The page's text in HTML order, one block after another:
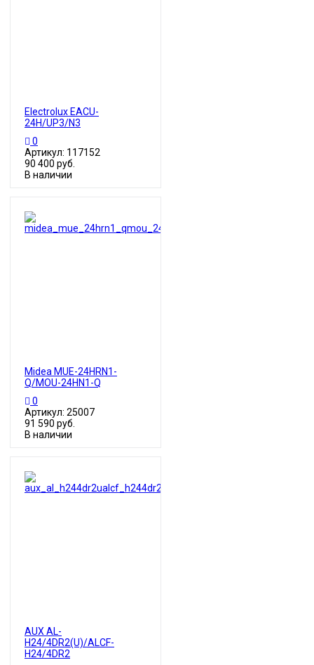
Electrolux EACU-
24H/UP3/N3
0
Артикул: 117152
90 400 руб.
В наличии
Midea MUE-24HRN1-
Q/MOU-24HN1-Q
0
Артикул: 25007
91 590 руб.
В наличии
AUX AL-
H24/4DR2(U)/ALCF-
H24/4DR2